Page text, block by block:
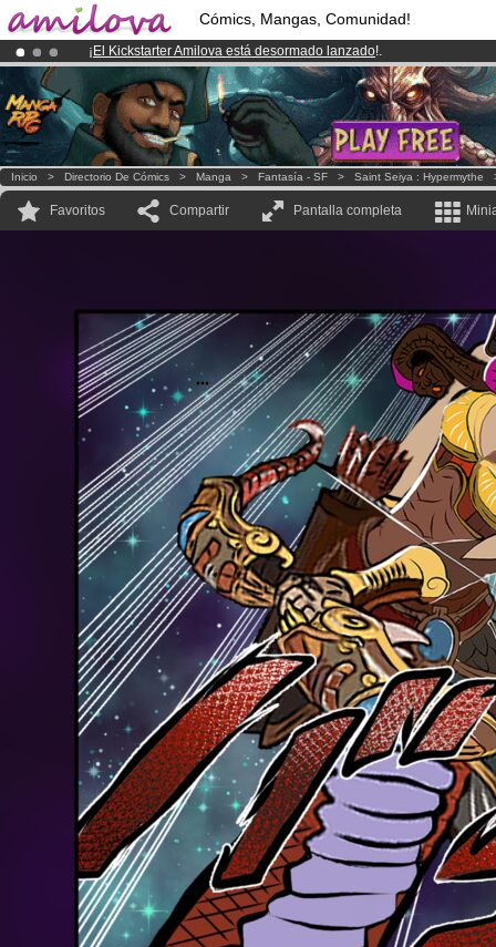
Cómics, Mangas, Comunidad!
¡ El Kickstarter Amilova está desormado lanzado!.
¡Conviertete en Premium por3.95 eurosal mes!Hazte Premium ya
¡Ya tenemos 100000miembrosy 1000 Cómics y Mangas!.
Inicio > Directorio De Cómics > Manga > Fantasía - SF > Saint Seiya : Hypermythe
Favoritos Compartir Pantalla completa
...